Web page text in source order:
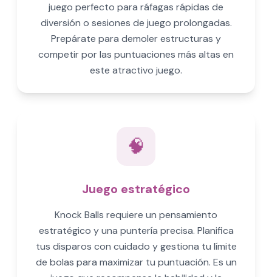
juego perfecto para ráfagas rápidas de
diversión o sesiones de juego prolongadas.
Prepárate para demoler estructuras y
competir por las puntuaciones más altas en
este atractivo juego.
🧠
Juego estratégico
Knock Balls requiere un pensamiento
estratégico y una puntería precisa. Planifica
tus disparos con cuidado y gestiona tu límite
de bolas para maximizar tu puntuación. Es un